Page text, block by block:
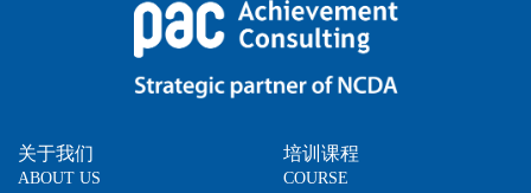
关于我们
ABOUT US
培训课程
COURSE